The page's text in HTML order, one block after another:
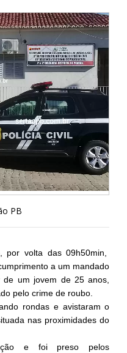
PB
volta das 09h50min,
a um mandado
de um jovem de 25 anos,
pelo crime de roubo.
rondas e avistaram o
nas proximidades do
e foi preso pelos